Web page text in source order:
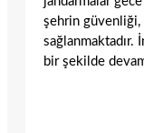
şehrin güvenliği,
sağlanmaktadır.
bir şekilde